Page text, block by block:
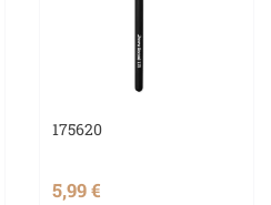
175620
5,99 €